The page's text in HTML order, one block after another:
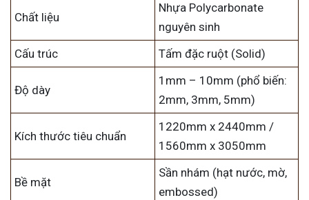
Chất liệu
Nhựa Polycarbonate
nguyên sinh
Cấu trúc
Tấm đặc ruột (Solid)
Độ dày
1mm – 10mm (phổ biến:
2mm, 3mm, 5mm)
Kích thước tiêu chuẩn
1220mm x 2440mm /
1560mm x 3050mm
Bề mặt
Sần nhám (hạt nước, mờ,
embossed)